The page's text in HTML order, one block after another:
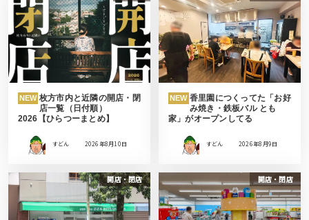
NEW 枚方市内と近隣の開店・閉
店一覧（日付順）
2026【ひらつーまとめ】
すどん 2026年8月10日
NEW 香里園につくってた「お好
み焼き・鉄板バル とも
家」がオープンしてる
すどん 2026年8月9日
開店・閉店 開店・閉店